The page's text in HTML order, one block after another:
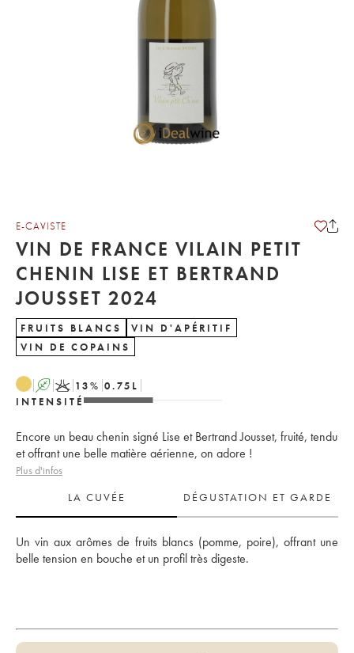
E-CAVISTE
VIN DE FRANCE VILAIN PETIT
CHENIN LISE ET BERTRAND
JOUSSET 2024
FRUITS BLANCS
VIN D'APÉRITIF
VIN DE COPAINS
A K 13% 0.75 L
INTENSITÉ
Encore un beau chenin signé Lise et Bertrand Jousset, fruité, tendu
et offrant une belle matière aérienne, on adore !
Plus d'infos
LA CUVÉE
DÉGUSTATION ET GARDE
Un vin aux arômes de fruits blancs (pomme, poire), offrant une